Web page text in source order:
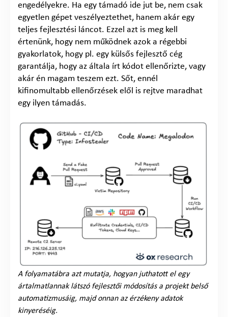
engedélyekre. Ha egy támadó ide jut be, nem csak
egyetlen gépet veszélyeztethet, hanem akár egy
teljes fejlesztési láncot. Ezzel azt is meg kell
értenünk, hogy nem működnek azok a régebbi
gyakorlatok, hogy pl. egy külsős fejlesztő cég
garantálja, hogy az általa írt kódot ellenőrizte, vagy
akár én magam teszem ezt. Sőt, ennél
kifinomultabb ellenőrzések elől is rejtve maradhat
egy ilyen támadás.
A folyamatábra azt mutatja, hogyan juthatott el egy
ártalmatlannak látszó fejlesztői módosítás a projekt belső
automatizmusáig, majd onnan az érzékeny adatok
kinyeréséig.